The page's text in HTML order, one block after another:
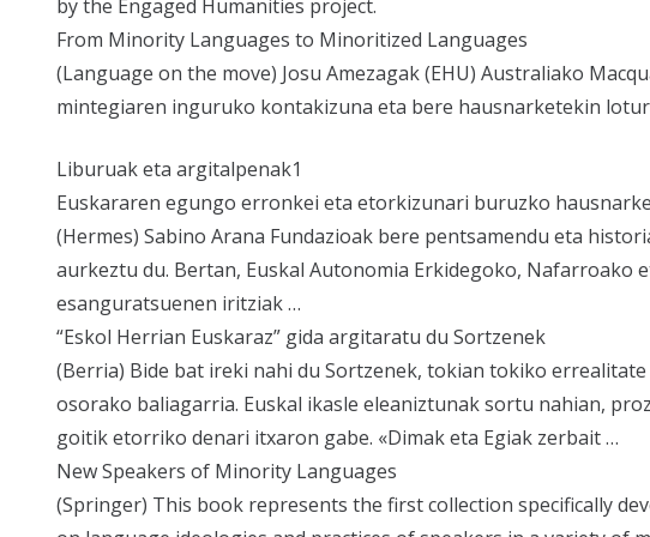
by the Engaged Humanities project.
From Minority Languages to Minoritized Languages
(Language on the move) Josu Amezagak (EHU) Australiako
mintegiaren inguruko kontakizuna eta bere hausnarketekin
Liburuak eta argitalpenak1
Euskararen egungo erronkei eta etorkizunari buruzko
(Hermes) Sabino Arana Fundazioak bere pentsamendu eta
aurkeztu du. Bertan, Euskal Autonomia Erkidegoko,
esanguratsuenen iritziak …
“Eskol Herrian Euskaraz” gida argitaratu du Sortzenek
(Berria) Bide bat ireki nahi du Sortzenek, tokian tokiko
osorako baliagarria. Euskal ikasle eleaniztunak sortu nahian,
goitik etorriko denari itxaron gabe. «Dimak eta Egiak zerbait …
New Speakers of Minority Languages
(Springer) This book represents the first collection specifically